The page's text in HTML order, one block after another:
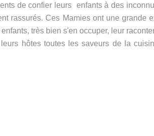
de confier leurs enfants à des
rassurés. Ces Mamies ont une grande
très bien s'en occuper, leur
hôtes toutes les saveurs de la